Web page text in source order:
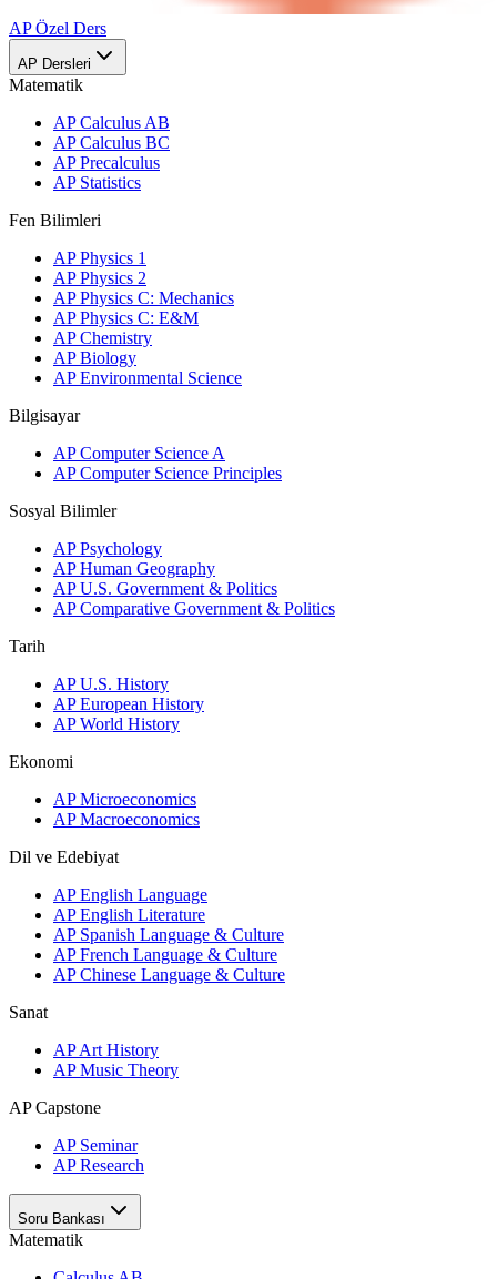
AP Özel Ders
AP Dersleri
Matematik
AP Calculus AB
AP Calculus BC
AP Precalculus
AP Statistics
Fen Bilimleri
AP Physics 1
AP Physics 2
AP Physics C: Mechanics
AP Physics C: E&M
AP Chemistry
AP Biology
AP Environmental Science
Bilgisayar
AP Computer Science A
AP Computer Science Principles
Sosyal Bilimler
AP Psychology
AP Human Geography
AP U.S. Government & Politics
AP Comparative Government & Politics
Tarih
AP U.S. History
AP European History
AP World History
Ekonomi
AP Microeconomics
AP Macroeconomics
Dil ve Edebiyat
AP English Language
AP English Literature
AP Spanish Language & Culture
AP French Language & Culture
AP Chinese Language & Culture
Sanat
AP Art History
AP Music Theory
AP Capstone
AP Seminar
AP Research
Soru Bankası
Matematik